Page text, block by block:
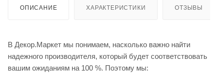
ОПИСАНИЕ ХАРАКТЕРИСТИКИ ОТЗЫВЫ
В Декор.Маркет мы понимаем, насколько важно найти
надежного производителя, который будет соответствовать
вашим ожиданиям на 100 %. Поэтому мы: